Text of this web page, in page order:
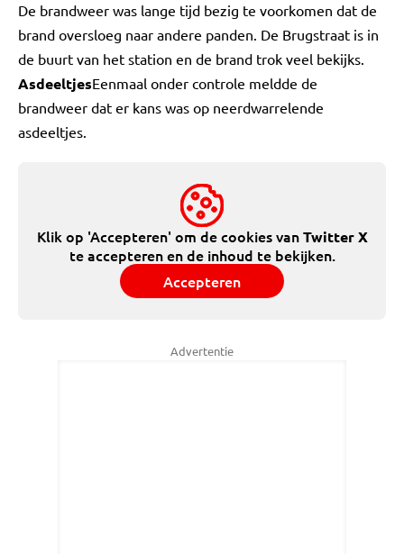
De brandweer was lange tijd bezig te voorkomen dat de
brand oversloeg naar andere panden. De Brugstraat is in
de buurt van het station en de brand trok veel bekijks.
AsdeeltjesEenmaal onder controle meldde de
brandweer dat er kans was op neerdwarrelende
asdeeltjes.
Klik op 'Accepteren' om de cookies vanTwitter X
te accepteren en de inhoud te bekijken.
Accepteren
Advertentie